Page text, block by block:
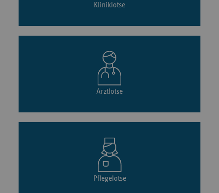
Kliniklotse
Arztlotse
Pflegelotse